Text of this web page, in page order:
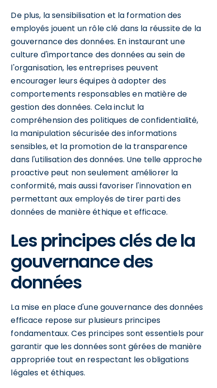
De plus, la sensibilisation et la formation des
employés jouent un rôle clé dans la réussite de la
gouvernance des données. En instaurant une
culture d'importance des données au sein de
l'organisation, les entreprises peuvent
encourager leurs équipes à adopter des
comportements responsables en matière de
gestion des données. Cela inclut la
compréhension des politiques de confidentialité,
la manipulation sécurisée des informations
sensibles, et la promotion de la transparence
dans l'utilisation des données. Une telle approche
proactive peut non seulement améliorer la
conformité, mais aussi favoriser l'innovation en
permettant aux employés de tirer parti des
données de manière éthique et efficace.
Les principes clés de la
gouvernance des
données
La mise en place d'une gouvernance des données
efficace repose sur plusieurs principes
fondamentaux. Ces principes sont essentiels pour
garantir que les données sont gérées de manière
appropriée tout en respectant les obligations
légales et éthiques.